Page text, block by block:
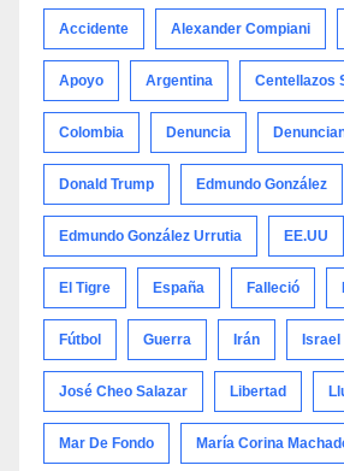
Accidente Alexander Compiani
Apoyo Argentina Centellazos
Colombia Denuncia
Donald Trump Edmundo González
Edmundo González Urrutia EE.UU
El Tigre España Falleció
Fútbol Guerra Irán Israel
José Cheo Salazar Libertad
Mar De Fondo María Corina